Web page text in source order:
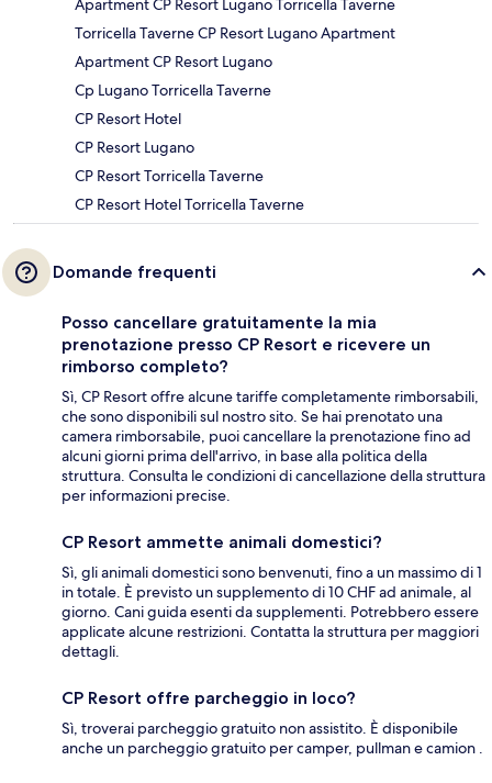
Apartment CP Resort Lugano Torricella Taverne
Torricella Taverne CP Resort Lugano Apartment
Apartment CP Resort Lugano
Cp Lugano Torricella Taverne
CP Resort Hotel
CP Resort Lugano
CP Resort Torricella Taverne
CP Resort Hotel Torricella Taverne
Domande frequenti
Posso cancellare gratuitamente la mia
prenotazione presso CP Resort e ricevere un
rimborso completo?
Sì, CP Resort offre alcune tariffe completamente rimborsabili,
che sono disponibili sul nostro sito. Se hai prenotato una
camera rimborsabile, puoi cancellare la prenotazione fino ad
alcuni giorni prima dell'arrivo, in base alla politica della
struttura. Consulta le condizioni di cancellazione della struttura
per informazioni precise.
CP Resort ammette animali domestici?
Sì, gli animali domestici sono benvenuti, fino a un massimo di 1
in totale. È previsto un supplemento di 10 CHF ad animale, al
giorno. Cani guida esenti da supplementi. Potrebbero essere
applicate alcune restrizioni. Contatta la struttura per maggiori
dettagli.
CP Resort offre parcheggio in loco?
Sì, troverai parcheggio gratuito non assistito. È disponibile
anche un parcheggio gratuito per camper, pullman e camion .